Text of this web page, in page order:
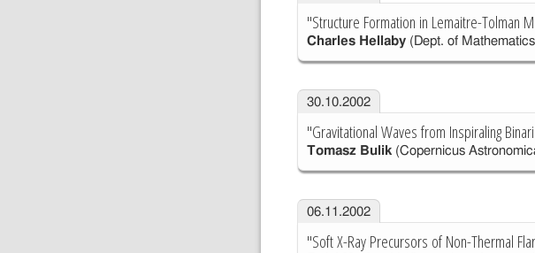
"Structure Formation in Lemaitre-Tolman
Charles Hellaby(Dept. of
30.10.2002
"Gravitational Waves from Inspiraling
Tomasz Bulik(Copernicus
06.11.2002
"Soft X-Ray Precursors of Non-Thermal